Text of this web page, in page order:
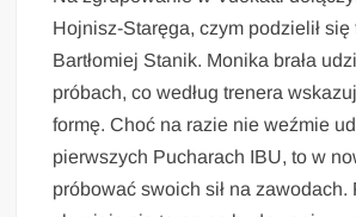
Hojnisz-Staręga, czym podzielił się
Bartłomiej Stanik. Monika brała
próbach, co według trenera
formę. Choć na razie nie weźmie
pierwszych Pucharach IBU, to w
próbować swoich sił na zawodach.